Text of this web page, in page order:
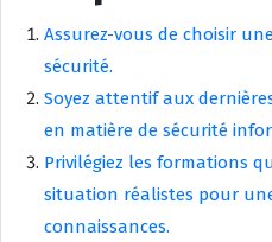
Assurez-vous de choisir
sécurité.
Soyez attentif aux
en matière de sécurité
Privilégiez les formations
situation réalistes pour
connaissances.